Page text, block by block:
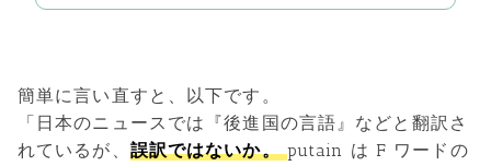
簡単に言い直すと、以下です。
「日本のニュースでは『後進国の言語』などと翻訳さ
れているが、 誤訳ではないか。putain は F ワードの